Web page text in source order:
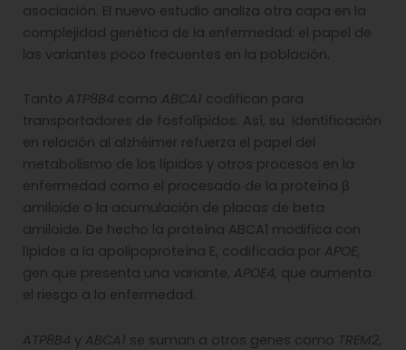
asociación. El nuevo estudio analiza otra capa en la
complejidad genética de la enfermedad: el papel de
las variantes poco frecuentes en la población.
Tanto ATP8B4 como ABCA1 codifican para
transportadores de fosfolípidos. Así, su identificación
en relación al alzhéimer refuerza el papel del
metabolismo de los lípidos y otros procesos en la
enfermedad como el procesado de la proteína β
amiloide o la acumulación de placas de beta
amiloide. De hecho la proteína ABCA1 modifica con
lípidos a la apolipoproteína E, codificada por APOE,
gen que presenta una variante, APOE4, que aumenta
el riesgo a la enfermedad.
ATP8B4 y ABCA1 se suman a otros genes como TREM2,